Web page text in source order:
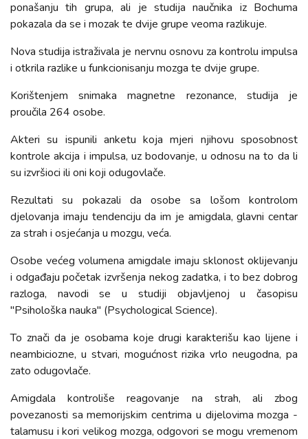
ponašanju tih grupa, ali je studija naučnika iz Bochuma
pokazala da se i mozak te dvije grupe veoma razlikuje.
Nova studija istraživala je nervnu osnovu za kontrolu impulsa
i otkrila razlike u funkcionisanju mozga te dvije grupe.
Korištenjem snimaka magnetne rezonance, studija je
proučila 264 osobe.
Akteri su ispunili anketu koja mjeri njihovu sposobnost
kontrole akcija i impulsa, uz bodovanje, u odnosu na to da li
su izvršioci ili oni koji odugovlače.
Rezultati su pokazali da osobe sa lošom kontrolom
djelovanja imaju tendenciju da im je amigdala, glavni centar
za strah i osjećanja u mozgu, veća.
Osobe većeg volumena amigdale imaju sklonost oklijevanju
i odgađaju početak izvršenja nekog zadatka, i to bez dobrog
razloga, navodi se u studiji objavljenoj u časopisu
"Psihološka nauka" (Psychological Science).
To znači da je osobama koje drugi karakterišu kao lijene i
neambiciozne, u stvari, mogućnost rizika vrlo neugodna, pa
zato odugovlače.
Amigdala kontroliše reagovanje na strah, ali zbog
povezanosti sa memorijskim centrima u dijelovima mozga -
talamusu i kori velikog mozga, odgovori se mogu vremenom